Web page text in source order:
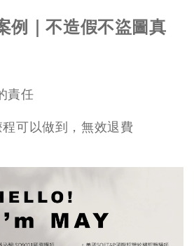
例｜不造假不盜圖真
責任
可以做到，無效退費